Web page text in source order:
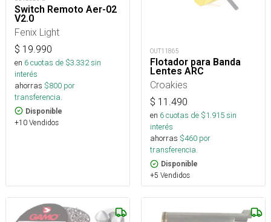
Switch Remoto Aer-02
V2.0
Fenix Light
$ 19.990
en 6cuotas de $3.332sin
interés
ahorras $800 por
transferencia.
Disponible
+10 Vendidos
OUT11865
Flotador para Banda
Lentes ARC
Croakies
$ 11.490
en 6cuotas de $1.915sin
interés
ahorras $460 por
transferencia.
Disponible
+5 Vendidos